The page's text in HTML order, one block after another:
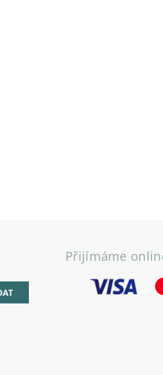
Přijímáme